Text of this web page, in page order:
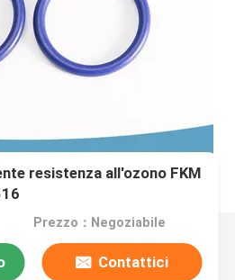
resistenza all'ozono FKM
Prezzo：Negoziabile
Contattici